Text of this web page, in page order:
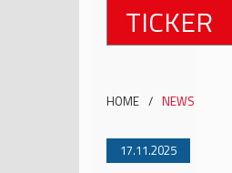
TICKER
HOME / NEWS
17.11.2025